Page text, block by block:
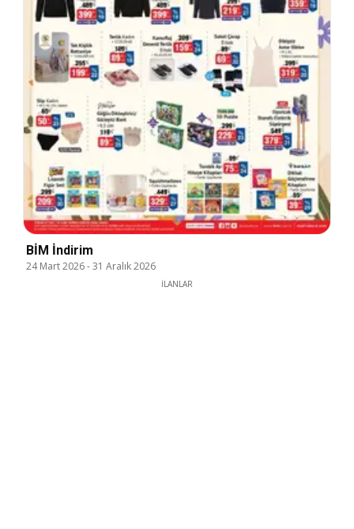
BİM İndirim
24 Mart 2026-31 Aralık 2026
İLANLAR